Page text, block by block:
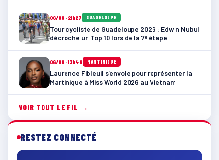
06/08 · 21h27 GUADELOUPE
Tour cycliste de Guadeloupe 2026 : Edwin Nubul
décroche un Top 10 lors de la 7ᵉ étape
06/08 · 13h48 MARTINIQUE
Laurence Fibleuil s’envole pour représenter la
Martinique à Miss World 2026 au Vietnam
VOIR TOUT LE FIL →
RESTEZ CONNECTÉ